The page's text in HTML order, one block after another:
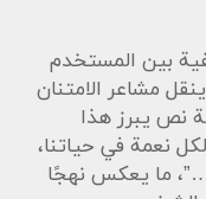
بين المستخدم
مشاعر الامتنان
نص يبرز هذا
نعمة في حياتنا،
ما يعكس نهجًا